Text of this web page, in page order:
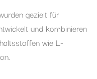
gezielt für
und kombinieren
wie L-